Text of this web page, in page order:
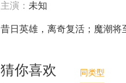
主演： 未知
昔日英雄，离奇复活；魔潮将
猜你喜欢 同类型